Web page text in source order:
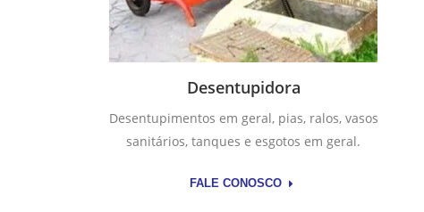
Desentupidora
Desentupimentos em geral, pias, ralos, vasos
sanitários, tanques e esgotos em geral.
FALE CONOSCO